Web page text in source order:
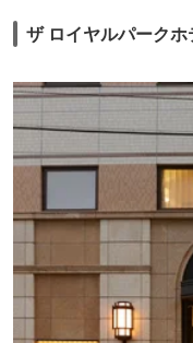
ザ ロイヤルパークホ